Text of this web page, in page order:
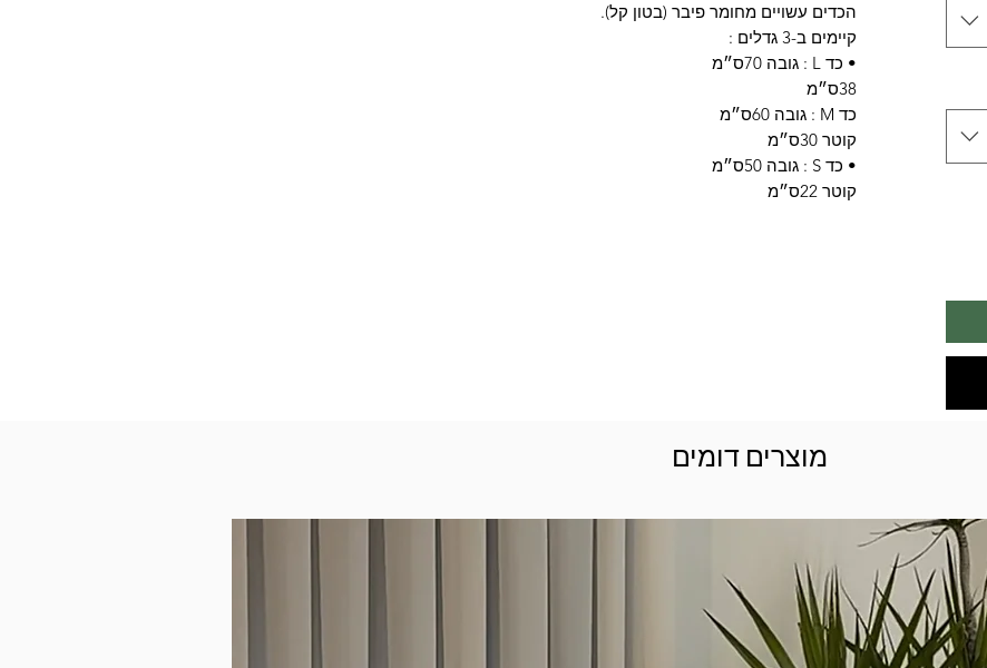
הכדים עשויים מחומר פיבר (בטון קל).
קיימים ב-3 גדלים :
• כד L : גובה 70ס״מ
38ס״מ
כד M : גובה 60ס״מ
קוטר 30ס״מ
• כד S : גובה 50ס״מ
קוטר 22ס״מ
מוצרים דומים